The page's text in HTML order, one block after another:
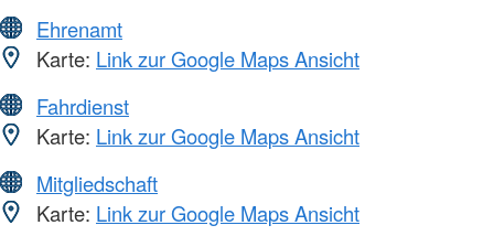
Ehrenamt
Karte: Link zur Google Maps Ansicht
Fahrdienst
Karte: Link zur Google Maps Ansicht
Mitgliedschaft
Karte: Link zur Google Maps Ansicht